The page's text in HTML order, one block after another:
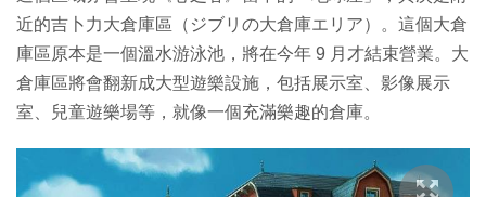
近的吉卜力大倉庫區（ジブリの大倉庫エリア）。這個大倉
庫區原本是一個溫水游泳池，將在今年 9 月才結束營業。大
倉庫區將會翻新成大型遊樂設施，包括展示室、影像展示
室、兒童遊樂場等，就像一個充滿樂趣的倉庫。